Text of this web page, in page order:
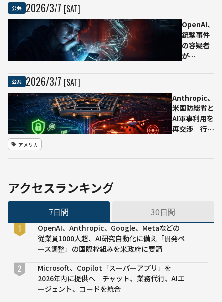
全設計を
主張
公共 2026/3/7 [SAT]
OpenAI、
銃撃事件
の容疑者
が
基準を見
直しカナ
ダ当局に
安全対策
公共 2026/3/7 [SAT]
Anthropic、
米国防総省と
AI軍事利用を
再交渉 行き
アメリカ
アクセスランキング
7日間 30日間
OpenAI、Anthropic、Google、Metaなどの
従業員1000人超、AI研究自動化に備え「開発ペ
ース調整」の国際枠組みを米政府に要請
Microsoft、Copilot「スーパーアプリ」を
2026年内に提供へ チャット、業務代行、AIエ
ージェント、コードを統合